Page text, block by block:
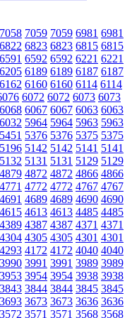
7058 7059 7059 6981 6981
6822 6823 6823 6815 6815
6591 6592 6592 6221 6221
6205 6189 6189 6187 6187
6162 6160 6160 6114 6114
6072 6072 6073 6073
6068 6067 6067 6063 6063
6032 5964 5964 5963 5963
5451 5376 5376 5375 5375
5196 5142 5142 5141 5141
5132 5131 5131 5129 5129
4879 4872 4872 4866 4866
4771 4772 4772 4767 4767
4691 4689 4689 4690 4690
4615 4613 4613 4485 4485
4389 4387 4387 4371 4371
4304 4305 4305 4301 4301
4293 4172 4172 4040 4040
3990 3991 3991 3989 3989
3953 3954 3954 3938 3938
3843 3844 3844 3845 3845
3693 3673 3673 3636 3636
3572 3571 3571 3568 3568